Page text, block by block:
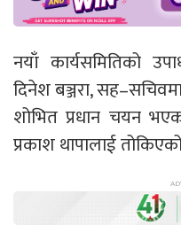
नयाँ कार्यसमितिको
दिनेश बञ्जरा,
शोभित प्रधान चयन
प्रकाश थापालाई